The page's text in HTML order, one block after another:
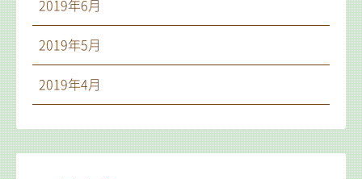
2019年6月
2019年5月
2019年4月